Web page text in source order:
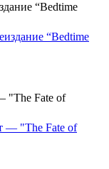
“Bedtime
"The Fate of